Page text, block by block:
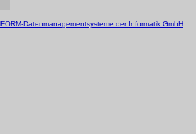
Datenmanagementsysteme der Informatik GmbH